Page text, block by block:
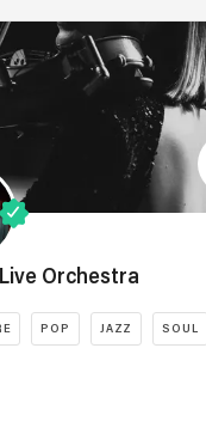
Orchestra
POP JAZZ SOUL